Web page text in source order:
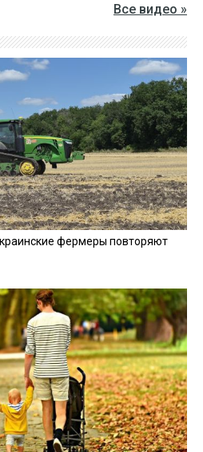
Все видео »
фермеры повторяют